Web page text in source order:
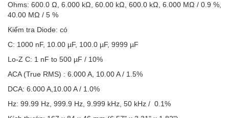
Ohms: 600.0 Ω, 6.000 kΩ, 60.00 kΩ, 600.0 kΩ, 6.000 MΩ / 0.9 %,
40.00 MΩ / 5 %
Kiểm tra Diode: có
C: 1000 nF, 10.00 µF, 100.0 µF, 9999 µF
Lo-Z C: 1 nF to 500 µF / 10%
ACA (True RMS) : 6.000 A, 10.00 A / 1.5%
DCA: 6.000 A,10.00 A / 1.0%
Hz: 99.99 Hz, 999.9 Hz, 9.999 kHz, 50 kHz / 0.1%